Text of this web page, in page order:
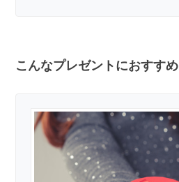
こんなプレゼントにおすすめ